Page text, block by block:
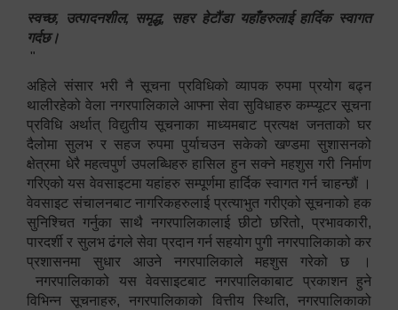
स्वच्छ, उत्पादनशील, समृद्ध, सहर हेटौंडा यहाँहरुलाई हार्दिक स्वागत
गर्दछ।
"
अहिले संसार भरी नै सूचना प्रविधिको व्यापक रुपमा प्रयोग बढ्न
थालीरहेको वेला नगरपालिकाले आफ्ना सेवा सुविधाहरु कम्प्यूटर सूचना
प्रविधि अर्थात् विद्युतीय सूचनाका माध्यमबाट प्रत्यक्ष जनताको घर
दैलोमा सुलभ र सहज रुपमा पुर्याचउन सकेको खण्डमा सुशासनको
क्षेत्रमा धेरै महत्वपुर्ण उपलब्धिहरु हासिल हुन सक्ने महशुस गरी निर्माण
गरिएको यस वेवसाइटमा यहांहरु सम्पूर्णमा हार्दिक स्वागत गर्न चाहन्छौं ।
वेवसाइट संचालनबाट नागरिकहरुलाई प्रत्याभुत गरीएको सूचनाको हक
सुनिश्चित गर्नुका साथै नगरपालिकालाई छीटो छरितो, प्रभावकारी,
पारदर्शी र सुलभ ढंगले सेवा प्रदान गर्न सहयोग पुगी नगरपालिकाको कर
प्रशासनमा सुधार आउने नगरपालिकाले महशुस गरेको छ ।
नगरपालिकाको यस वेवसाइटबाट नगरपालिकाबाट प्रकाशन हुने
विभिन्न सूचनाहरु, नगरपालिकाको वित्तीय स्थिति, नगरपालिकाको